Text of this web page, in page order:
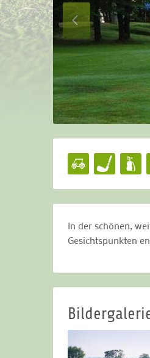
In der schönen,
Gesichtspunkten